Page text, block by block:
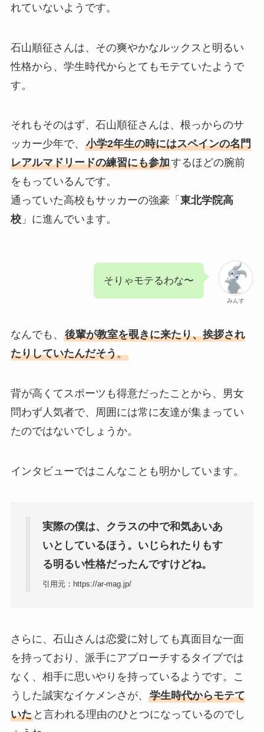
れていないようです。
石山順征さんは、その爽やかなルックスと明るい
性格から、学生時代からとてもモテていたようで
す。
それもそのはず、石山順征さんは、根っからのサ
ッカー少年で、 小学2年生の時にはスペインの名門
レアルマドリードの練習にも参加するほどの腕前
をもっているんです。
通っていた高校もサッカーの強豪「 東北学院高
校」に進んでいます。
みんす
そりゃモテるわな〜
なんでも、 後輩が教室を覗きに来たり、挨拶され
たりしていたんだそう。
背が高くてスポーツも得意だったことから、男女
問わず人気者で、周囲には常に友達が集まってい
たのではないでしょうか。
インタビューではこんなことも明かしています。
実際の僕は、クラスの中で和気あいあ
いとしているほう。いじられたりもす
る明るい性格だったんですけどね。
引用元：https://ar-mag.jp/
さらに、石山さんは恋愛に対しても真面目な一面
を持っており、派手にアプローチするタイプでは
なく、相手に思いやりを持っているようです。こ
うした誠実なイケメンさが、 学生時代からモテて
いたと言われる理由のひとつになっているのでし